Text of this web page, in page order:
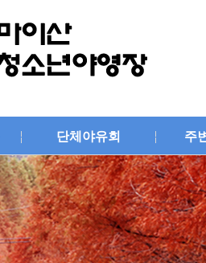
단체야유회 주